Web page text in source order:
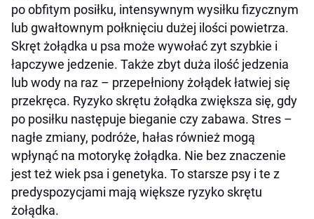
po obfitym posiłku, intensywnym wysiłku fizycznym
lub gwałtownym połknięciu dużej ilości powietrza.
Skręt żołądka u psa może wywołać zyt szybkie i
łapczywe jedzenie. Także zbyt duża ilość jedzenia
lub wody na raz – przepełniony żołądek łatwiej się
przekręca. Ryzyko skrętu żołądka zwiększa się, gdy
po posiłku następuje bieganie czy zabawa. Stres –
nagłe zmiany, podróże, hałas również mogą
wpłynąć na motorykę żołądka. Nie bez znaczenie
jest też wiek psa i genetyka. To starsze psy i te z
predyspozycjami mają większe ryzyko skrętu
żołądka.